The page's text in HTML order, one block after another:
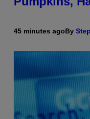
45 minutes agoBy